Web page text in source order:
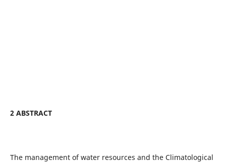
2 ABSTRACT
The management of water resources and the Climatological